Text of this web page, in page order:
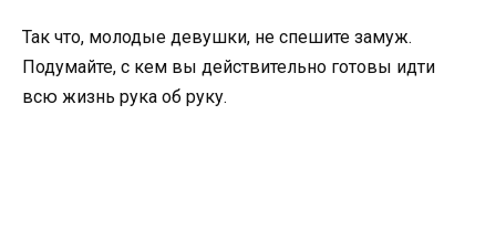
Так что, молодые девушки, не спешите замуж.
Подумайте, с кем вы действительно готовы идти
всю жизнь рука об руку.